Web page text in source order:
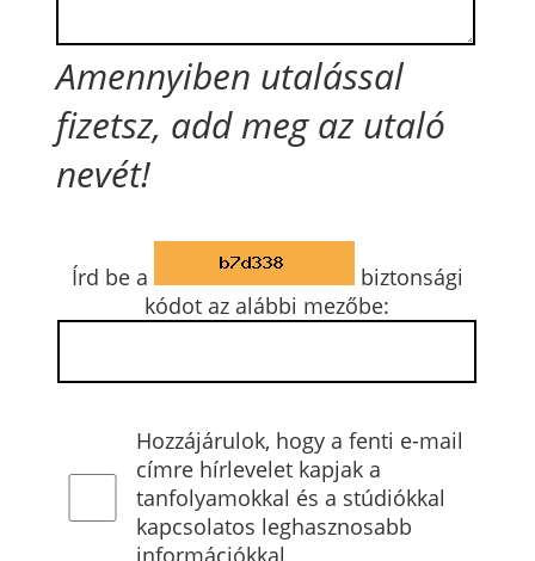
Amennyiben utalással
fizetsz, add meg az utaló
nevét!
Írd be a
biztonsági
kódot az alábbi mezőbe:
Hozzájárulok, hogy a fenti e-mail
címre hírlevelet kapjak a
tanfolyamokkal és a stúdiókkal
kapcsolatos leghasznosabb
információkkal